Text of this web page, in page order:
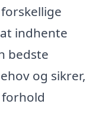
indhente
bedste
og sikrer,